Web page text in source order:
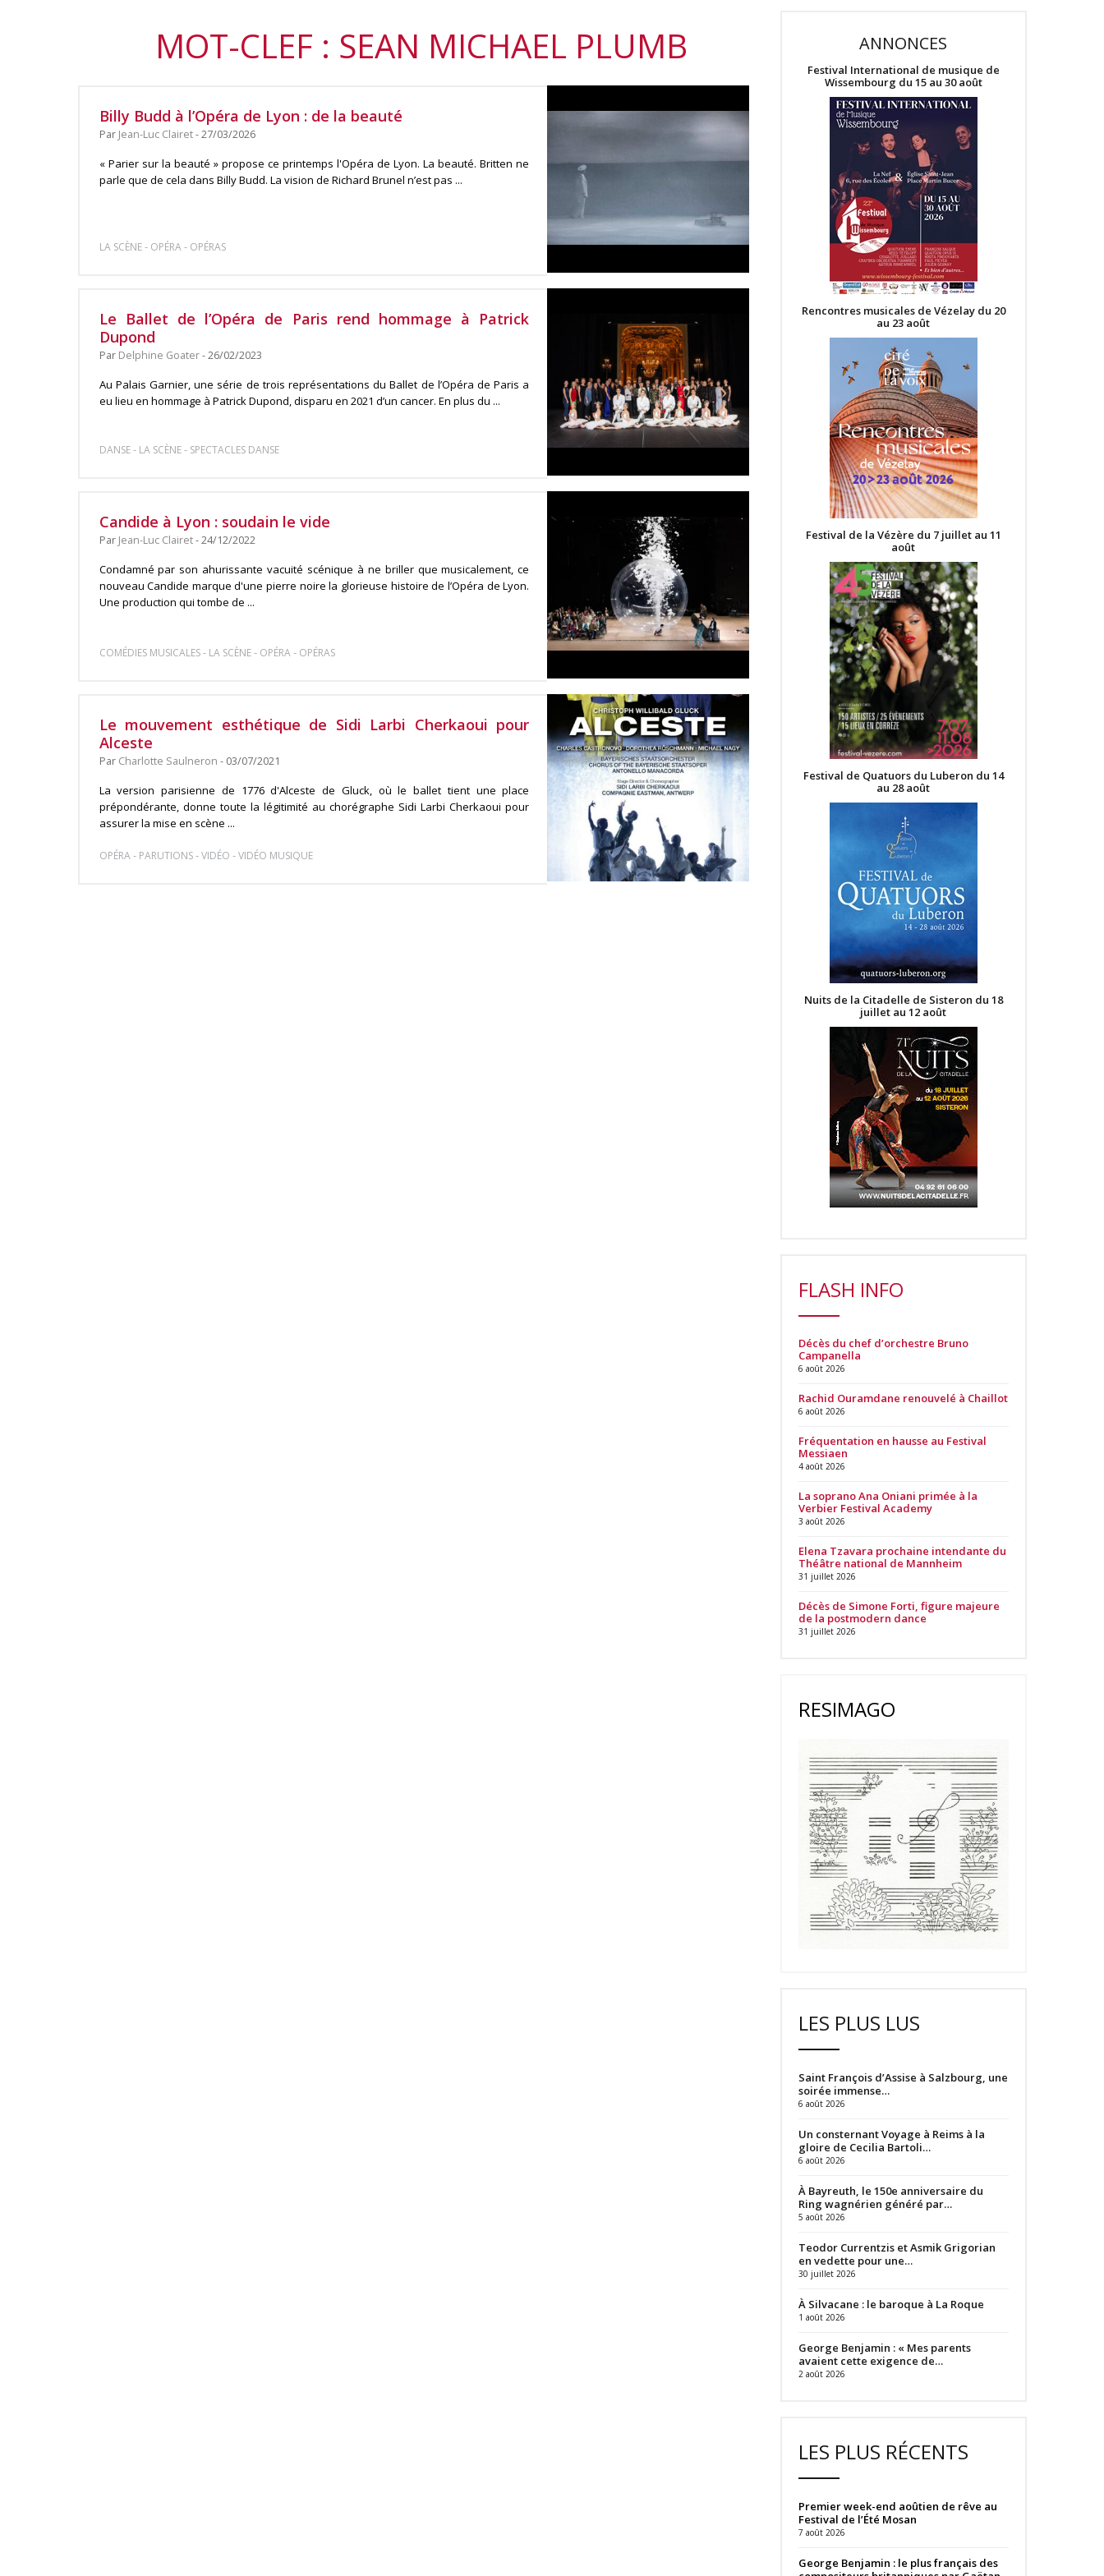
MOT-CLEF : SEAN MICHAEL PLUMB
Billy Budd à l’Opéra de Lyon : de la beauté
Par Jean-Luc Clairet- 27/03/2026
« Parier sur la beauté » propose ce printemps l'Opéra de Lyon. La beauté. Britten ne
parle que de cela dans Billy Budd. La vision de Richard Brunel n’est pas ...
LA SCÈNE- OPÉRA- OPÉRAS
Le Ballet de l’Opéra de Paris rend hommage à Patrick
Dupond
Par Delphine Goater- 26/02/2023
Au Palais Garnier, une série de trois représentations du Ballet de l’Opéra de Paris a
eu lieu en hommage à Patrick Dupond, disparu en 2021 d’un cancer. En plus du ...
DANSE- LA SCÈNE- SPECTACLES DANSE
Candide à Lyon : soudain le vide
Par Jean-Luc Clairet- 24/12/2022
Condamné par son ahurissante vacuité scénique à ne briller que musicalement, ce
nouveau Candide marque d'une pierre noire la glorieuse histoire de l’Opéra de Lyon.
Une production qui tombe de ...
COMÉDIES MUSICALES- LA SCÈNE- OPÉRA- OPÉRAS
Le mouvement esthétique de Sidi Larbi Cherkaoui pour
Alceste
Par Charlotte Saulneron - 03/07/2021
La version parisienne de 1776 d'Alceste de Gluck, où le ballet tient une place
prépondérante, donne toute la légitimité au chorégraphe Sidi Larbi Cherkaoui pour
assurer la mise en scène ...
OPÉRA- PARUTIONS-VIDÉO -VIDÉO MUSIQUE
ANNONCES
Festival International de musique de
Wissembourg du 15 au 30 août
Rencontres musicales de Vézelay du 20
au 23 août
Festival de la Vézère du 7 juillet au 11
août
Festival de Quatuors du Luberon du 14
au 28 août
Nuits de la Citadelle de Sisteron du 18
juillet au 12 août
FLASH INFO
Décès du chef d’orchestre Bruno
Campanella
6 août 2026
Rachid Ouramdane renouvelé à Chaillot
6 août 2026
Fréquentation en hausse au Festival
Messiaen
4 août 2026
La soprano Ana Oniani primée à la
Verbier Festival Academy
3 août 2026
Elena Tzavara prochaine intendante du
Théâtre national de Mannheim
31 juillet 2026
Décès de Simone Forti, figure majeure
de la postmodern dance
31 juillet 2026
RESIMAGO
LES PLUS LUS
Saint François d’Assise à Salzbourg, une
soirée immense…
6 août 2026
Un consternant Voyage à Reims à la
gloire de Cecilia Bartoli…
6 août 2026
À Bayreuth, le 150e anniversaire du
Ring wagnérien généré par…
5 août 2026
Teodor Currentzis et Asmik Grigorian
en vedette pour une…
30 juillet 2026
À Silvacane : le baroque à La Roque
1 août 2026
George Benjamin : « Mes parents
avaient cette exigence de…
2 août 2026
LES PLUS RÉCENTS
Premier week-end aoûtien de rêve au
Festival de l’Été Mosan
7 août 2026
George Benjamin : le plus français des